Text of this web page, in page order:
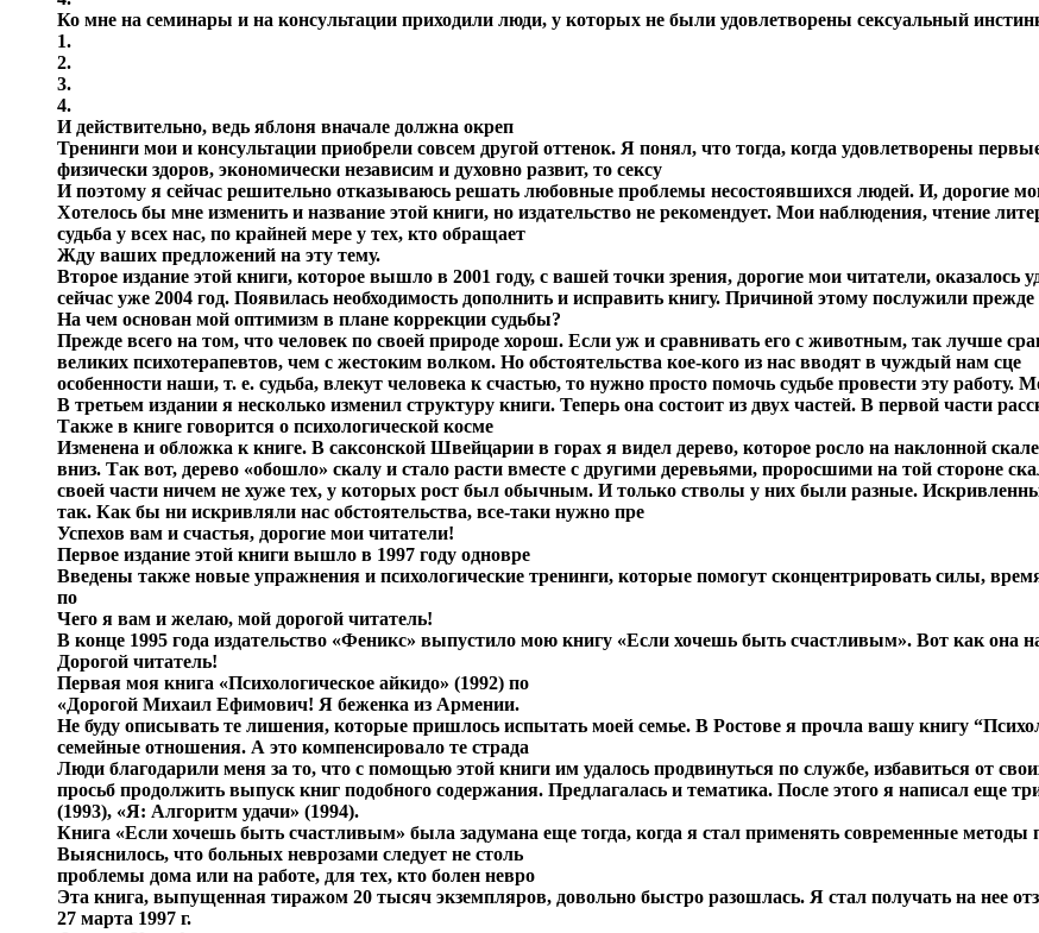
Ко мне на семинары и на консультации приходили люди, у которых не были удовлетворены сексуальный
1.
2.
3.
4.
И действительно, ведь яблоня вначале должна окреп
Тренинги мои и консультации приобрели совсем другой оттенок. Я понял, что тогда, когда удовлетворены
физически здоров, экономически независим и духовно развит, то сексу
И поэтому я сейчас решительно отказываюсь решать любовные проблемы несостоявшихся людей. И, дорогие
Хотелось бы мне изменить и название этой книги, но издательство не рекомендует. Мои наблюдения, чтение
судьба у всех нас, по крайней мере у тех, кто обращает
Жду ваших предложений на эту тему.
Второе издание этой книги, которое вышло в 2001 году, с вашей точки зрения, дорогие мои читатели, оказалось
сейчас уже 2004 год. Появилась необходимость дополнить и исправить книгу. Причиной этому послужили
На чем основан мой оптимизм в плане коррекции судьбы?
Прежде всего на том, что человек по своей природе хорош. Если уж и сравнивать его с животным, так лучше
великих психотерапевтов, чем с жестоким волком. Но обстоятельства кое-кого из нас вводят в чуждый нам сце
особенности наши, т. е. судьба, влекут человека к счастью, то нужно просто помочь судьбе провести эту работу.
В третьем издании я несколько изменил структуру книги. Теперь она состоит из двух частей. В первой части
Также в книге говорится о психологической косме
Изменена и обложка к книге. В саксонской Швейцарии в горах я видел дерево, которое росло на наклонной
вниз. Так вот, дерево «обошло» скалу и стало расти вместе с другими деревьями, проросшими на той стороне
своей части ничем не хуже тех, у которых рост был обычным. И только стволы у них были разные.
так. Как бы ни искривляли нас обстоятельства, все-таки нужно пре
Успехов вам и счастья, дорогие мои читатели!
Первое издание этой книги вышло в 1997 году одновре
Введены также новые упражнения и психологические тренинги, которые помогут сконцентрировать силы,
по
Чего я вам и желаю, мой дорогой читатель!
В конце 1995 года издательство «Феникс» выпустило мою книгу «Если хочешь быть счастливым». Вот как она
Дорогой читатель!
Первая моя книга «Психологическое айкидо» (1992) по
«Дорогой Михаил Ефимович! Я беженка из Армении.
Не буду описывать те лишения, которые пришлось испытать моей семье. В Ростове я прочла вашу книгу
семейные отношения. А это компенсировало те страда
Люди благодарили меня за то, что с помощью этой книги им удалось продвинуться по службе, избавиться от
просьб продолжить выпуск книг подобного содержания. Предлагалась и тематика. После этого я написал еще
(1993), «Я: Алгоритм удачи» (1994).
Книга «Если хочешь быть счастливым» была задумана еще тогда, когда я стал применять современные методы
Выяснилось, что больных неврозами следует не столь
проблемы дома или на работе, для тех, кто болен невро
Эта книга, выпущенная тиражом 20 тысяч экземпляров, довольно быстро разошлась. Я стал получать на нее
27 марта 1997 г.